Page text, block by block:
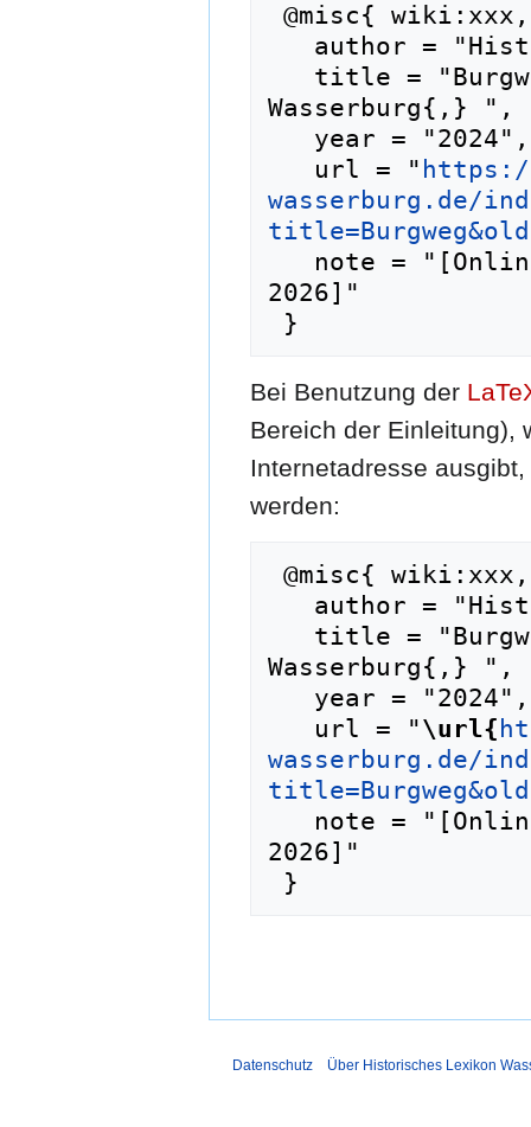
Wasserburg{,} ",
   url = "
wasserburg.de/
2026]"
Bei Benutzung der
Bereich der Einleitung),
Internetadresse
werden:
Wasserburg{,} ",
   url = "
\url{
wasserburg.de/
2026]"
Datenschutz Über Historisches Lexikon